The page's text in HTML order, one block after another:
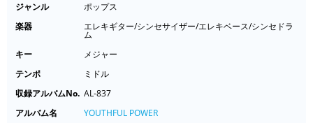
ジャンル
ポップス
楽器
エレキギター/シンセサイザー/エレキベース/シンセドラ
ム
キー
メジャー
テンポ
ミドル
収録アルバムNo. AL-837
アルバム名
YOUTHFUL POWER